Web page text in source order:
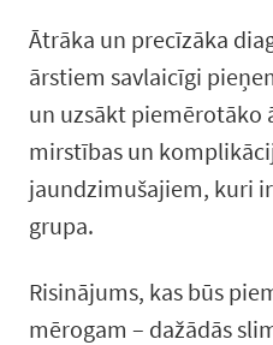
Ātrāka un precīzāka
ārstiem savlaicīgi
un uzsākt piemērotāko
mirstības un
jaundzimušajiem, kuri
grupa.
Risinājums, kas būs
mērogam – dažādās